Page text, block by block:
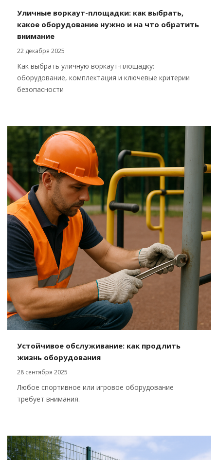
Уличные воркаут-площадки: как выбрать,
какое оборудование нужно и на что обратить
внимание
22 декабря 2025
Как выбрать уличную воркаут-площадку:
оборудование, комплектация и ключевые критерии
безопасности
Устойчивое обслуживание: как продлить
жизнь оборудования
28 сентября 2025
Любое спортивное или игровое оборудование
требует внимания.